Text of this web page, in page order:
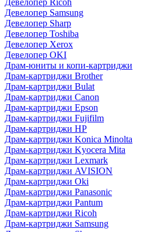
Девелопер Ricoh
Девелопер Samsung
Девелопер Sharp
Девелопер Toshiba
Девелопер Xerox
Девелопер OKI
Драм-юниты и копи-картриджи
Драм-картриджи Brother
Драм-картриджи Bulat
Драм-картриджи Canon
Драм-картриджи Epson
Драм-картриджи Fujifilm
Драм-картриджи HP
Драм-картриджи Konica Minolta
Драм-картриджи Kyocera Mita
Драм-картриджи Lexmark
Драм-картриджи AVISION
Драм-картриджи Oki
Драм-картриджи Panasonic
Драм-картриджи Pantum
Драм-картриджи Ricoh
Драм-картриджи Samsung